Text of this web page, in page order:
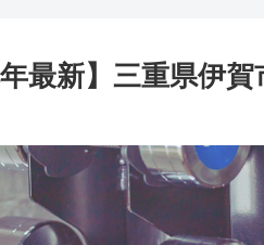
年最新】三重県伊